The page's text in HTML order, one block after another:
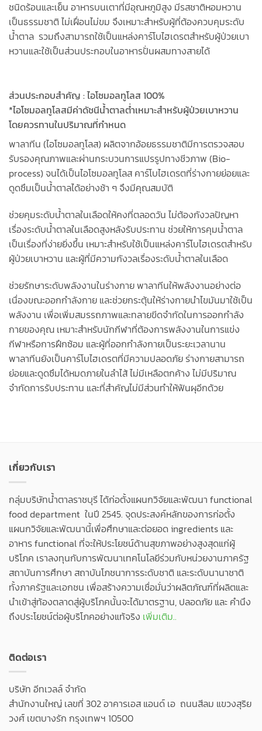
ชนิดร้อนและเย็น อาหารบนเตาที่มีอุณหภูมิสูง มีรสชาติหอมหวาน
เป็นธรรมชาติ ไม่เฝื่อนไม่ขม จึงเหมาะสำหรับผู้ที่ต้องควบคุมระดับ
น้ำตาล รวมถึงสามารถใช้เป็นแหล่งคาร์โบไฮเดรตสำหรับผู้ป่วยเบา
หวานและใช้เป็นส่วนประกอบในอาหารปั่นผสมทางสายได้
ส่วนประกอบสำคัญ : ไอโซมอลทูโลส 100%
*ไอโซมอลทูโลสมีค่าดัชนีน้ำตาลต่ำเหมาะสำหรับผู้ป่วยเบาหวาน
โดยควรทานในปริมาณที่กำหนด
พาลาทีน (ไอโซมอลทูโลส) ผลิตจากอ้อยธรรมชาติมีการตรวจสอบ
รับรองคุณภาพและผ่านกระบวนการแปรรูปทางชีวภาพ (Bio-
process) จนได้เป็นไอโซมอลทูโลส คาร์โบไฮเดรตที่ร่างกายย่อยและ
ดูดซึมเป็นน้ำตาลได้อย่างช้า ๆ จึงมีคุณสมบัติ
ช่วยคุมระดับน้ำตาลในเลือดให้คงที่ตลอดวัน ไม่ต้องกังวลปัญหา
เรื่องระดับน้ำตาลในเลือดสูงหลังรับประทาน ช่วยให้การคุมน้ำตาล
เป็นเรื่องที่ง่ายยิ่งขึ้น เหมาะสำหรับใช้เป็นแหล่งคาร์โบไฮเดรตสำหรับ
ผู้ป่วยเบาหวาน และผู้ที่มีความกังวลเรื่องระดับน้ำตาลในเลือด
ช่วยรักษาระดับพลังงานในร่างกาย พาลาทีนให้พลังงานอย่างต่อ
เนื่องขณะออกกำลังกาย และช่วยกระตุ้นให้ร่างกายนำไขมันมาใช้เป็น
พลังงาน เพื่อเพิ่มสมรรถภาพและทลายขีดจำกัดในการออกกำลัง
กายของคุณ เหมาะสำหรับนักกีฬาที่ต้องการพลังงานในการแข่ง
กีฬาหรือการฝึกซ้อม และผู้ที่ออกกำลังกายเป็นระยะเวลานาน
พาลาทีนยังเป็นคาร์โบไฮเดรตที่มีความปลอดภัย ร่างกายสามารถ
ย่อยและดูดซึมได้หมดภายในลำไส้ ไม่มีเหลือตกค้าง ไม่มีปริมาณ
จำกัดการรับประทาน และที่สำคัญไม่มีส่วนทำให้ฟันผุอีกด้วย
เกี่ยวกับเรา
กลุ่มบริษัทน้ำตาลราชบุรี ได้ก่อตั้งแผนกวิจัยและพัฒนา functional
food department ในปี 2545. จุดประสงค์หลักของการก่อตั้ง
แผนกวิจัยและพัฒนานี้เพื่อศึกษาและต่อยอด ingredients และ
อาหาร functional ที่จะให้ประโยชน์ด้านสุขภาพอย่างสูงสุดแก่ผู้
บริโภค เราลงทุนกับการพัฒนาเทคโนโลยีร่วมกับหน่วยงานภาครัฐ
สถาบันการศึกษา สถาบันโภชนาการระดับชาติ และระดับนานาชาติ
ทั้งภาครัฐและเอกชน เพื่อสร้างความเชื่อมั่นว่าผลิตภัณฑ์ที่ผลิตและ
นำเข้าสู่ท้องตลาดสู่ผู้บริโภคนั้นจะได้มาตรฐาน, ปลอดภัย และ คำนึง
ถึงประโยชน์ต่อผู้บริโภคอย่างแท้จริง เพิ่มเติม..
ติดต่อเรา
บริษัท อีทเวลล์ จำกัด
สำนักงานใหญ่ เลขที่ 302 อาคารเอส แอนด์ เอ ถนนสีลม แขวงสุริย
วงศ์ เขตบางรัก กรุงเทพฯ 10500